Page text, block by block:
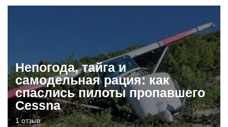
Непогода, тайга и
самодельная рация: как
спаслись пилоты пропавшего
Cessna
1 отзыв